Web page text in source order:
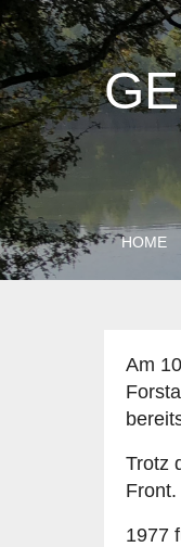
HOME
Am
Trotz
1977